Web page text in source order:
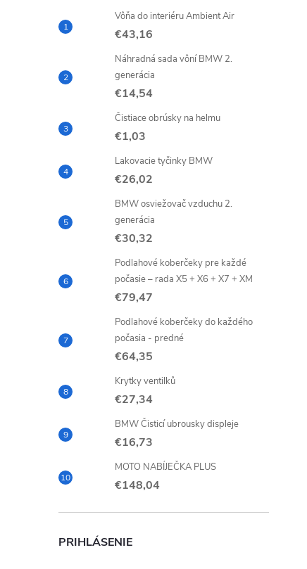
Vôňa do interiéru Ambient Air
€43,16
Náhradná sada vôní BMW 2.
generácia
€14,54
Čistiace obrúsky na helmu
€1,03
Lakovacie tyčinky BMW
€26,02
BMW osviežovač vzduchu 2.
generácia
€30,32
Podlahové koberčeky pre každé
počasie – rada X5 + X6 + X7 + XM
€79,47
Podlahové koberčeky do každého
počasia - predné
€64,35
Krytky ventilků
€27,34
BMW Čisticí ubrousky displeje
€16,73
MOTO NABÍJEČKA PLUS
€148,04
PRIHLÁSENIE